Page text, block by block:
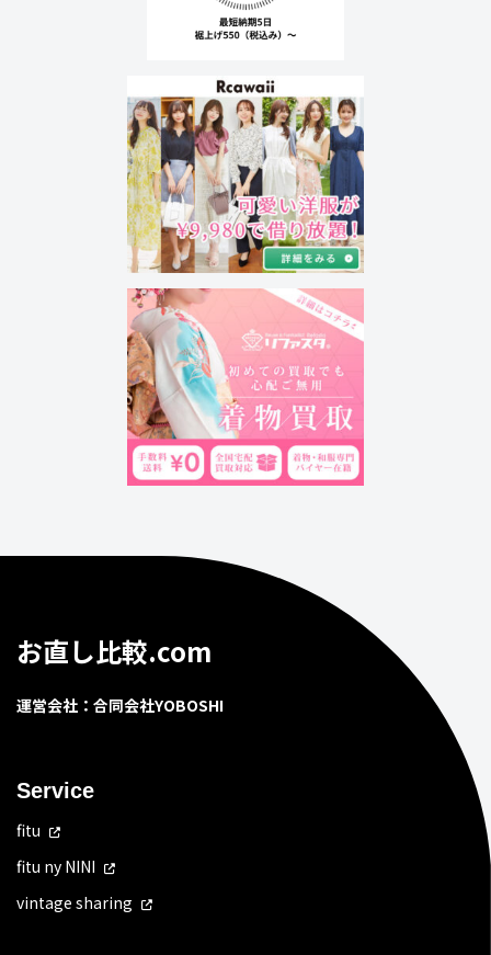
お直し比較.com
運営会社：合同会社YOBOSHI
Service
fitu
fitu ny NINI
vintage sharing